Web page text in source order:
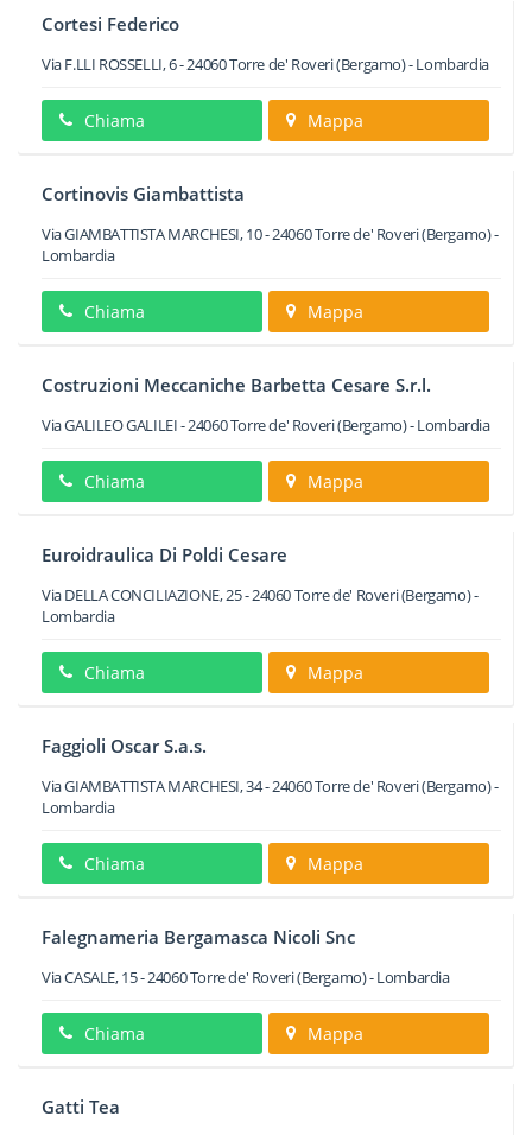
Cortesi Federico
Via F.LLI ROSSELLI, 6-24060Torre de' Roveri(Bergamo) -Lombardia
Chiama Mappa
Cortinovis Giambattista
Via GIAMBATTISTA MARCHESI, 10-24060Torre de' Roveri(Bergamo) -
Lombardia
Chiama Mappa
Costruzioni Meccaniche Barbetta Cesare S.r.l.
Via GALILEO GALILEI-24060Torre de' Roveri(Bergamo) -Lombardia
Chiama Mappa
Euroidraulica Di Poldi Cesare
Via DELLA CONCILIAZIONE, 25-24060Torre de' Roveri(Bergamo) -
Lombardia
Chiama Mappa
Faggioli Oscar S.a.s.
Via GIAMBATTISTA MARCHESI, 34-24060Torre de' Roveri(Bergamo) -
Lombardia
Chiama Mappa
Falegnameria Bergamasca Nicoli Snc
Via CASALE, 15-24060Torre de' Roveri(Bergamo) -Lombardia
Chiama Mappa
Gatti Tea